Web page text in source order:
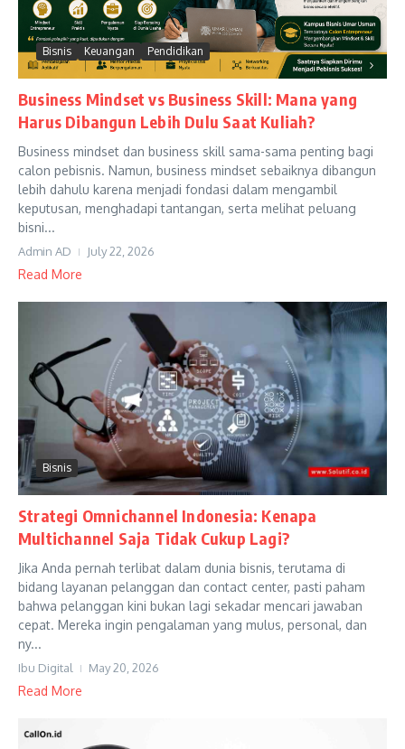
Bisnis Keuangan Pendidikan
Business Mindset vs Business Skill: Mana yang
Harus Dibangun Lebih Dulu Saat Kuliah?
Business mindset dan business skill sama-sama penting bagi
calon pebisnis. Namun, business mindset sebaiknya dibangun
lebih dahulu karena menjadi fondasi dalam mengambil
keputusan, menghadapi tantangan, serta melihat peluang
bisni...
Admin AD July 22, 2026
Read More
Bisnis
Strategi Omnichannel Indonesia: Kenapa
Multichannel Saja Tidak Cukup Lagi?
Jika Anda pernah terlibat dalam dunia bisnis, terutama di
bidang layanan pelanggan dan contact center, pasti paham
bahwa pelanggan kini bukan lagi sekadar mencari jawaban
cepat. Mereka ingin pengalaman yang mulus, personal, dan
ny...
Ibu Digital May 20, 2026
Read More